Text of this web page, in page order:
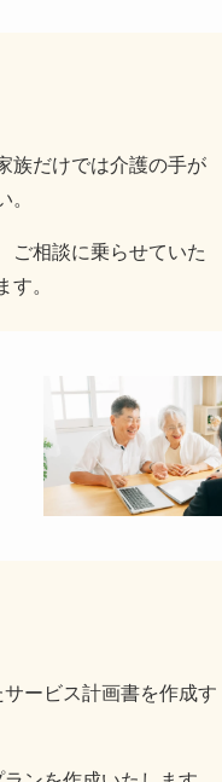
族だけでは介護の手が
ご相談に乗らせていた
。
ービス計画書を作成す